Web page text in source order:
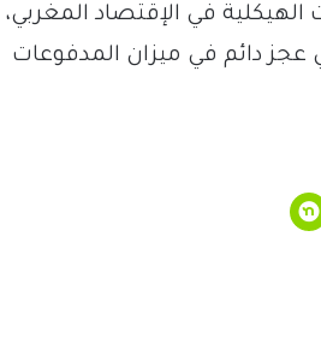
في الإقتصاد المغربي،
دائم في ميزان المدفوعات